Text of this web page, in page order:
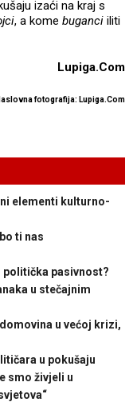
izaći na kraj s
, a kome buganci iliti
Lupiga.Com
fotografija: Lupiga.Com
elementi kulturno-
ti nas
politička pasivnost?
u stečajnim
domovina u većoj krizi,
u pokušaju
smo živjeli u